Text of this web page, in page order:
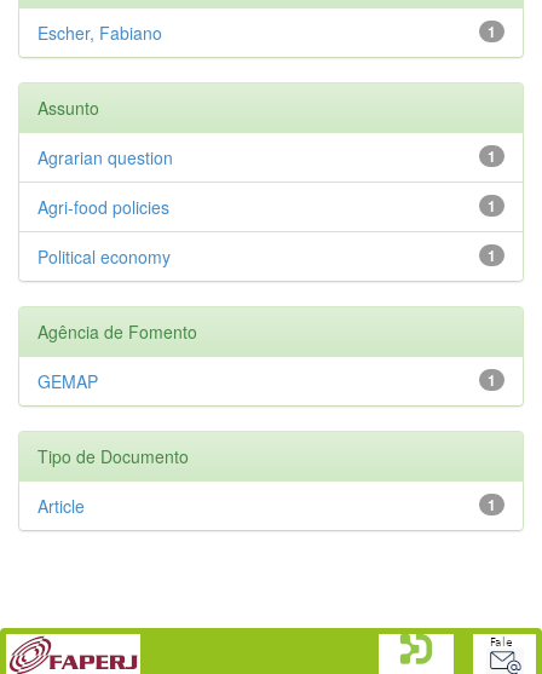
1
Escher, Fabiano
Assunto
1
Agrarian question
1
Agri-food policies
1
Political economy
Agência de Fomento
1
GEMAP
Tipo de Documento
1
Article